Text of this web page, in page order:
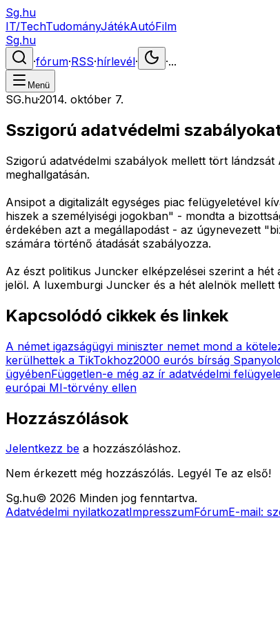
Sg.hu
IT/TechTudományJátékAutóFilm
Sg.hu
·fórum·RSS·hírlevél· ·...
Menü
SG.hu·2014. október 7.
Sszigorú adatvédelmi
Szigorú adatvédelmi szabályok mellett tört
meghallgatásán.
Ansipot a digitalizált egységes piac felügyeletével
hiszek a személyiségi jogokban" - mondta a
érdekében azt a megállapodást - az úgynevezett
számára történő átadását szabályozza.
Az észt politikus Juncker elképzelései szerint a
jelöl. A luxemburgi Juncker és a hét alelnök
Kapcsolódó cikkek és linkek
A német igazságügyi miniszter nemet mond a
kerülhettek a TikTokhoz2000 eurós bírság
ügyébenFüggetlen-e még az ír adatvédelmi
európai MI-törvény ellen
Hozzászólások
Jelentkezz be a hozzászóláshoz.
Nem érkezett még hozzászólás. Legyél Te az első!
Sg.hu© 2026 Minden jog fenntartva.
Adatvédelmi nyilatkozatImpresszumFórumE-mail: